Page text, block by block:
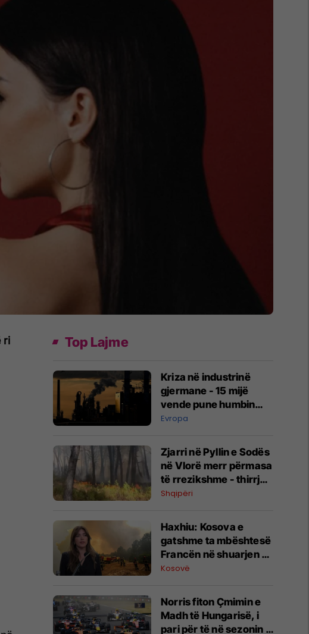
ri
Top Lajme
Kriza në industrinë
gjermane - 15 mijë
vende pune humbin
çdo muaj
Evropa
Zjarri në Pyllin e Sodës
në Vlorë merr përmasa
të rrezikshme - thirrje
qytetarëve të
Shqipëri
Haxhiu: Kosova e
gatshme ta mbështesë
Francën në shuarjen e
zjarreve
Kosovë
Norris fiton Çmimin e
Madh të Hungarisë, i
pari për të në sezonin e